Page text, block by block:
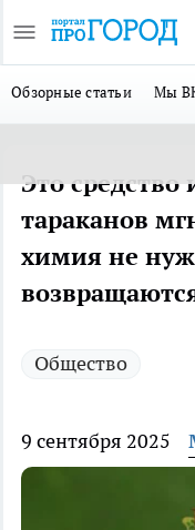
Обзорные статьи Мы
Это средство
тараканов
химия не
Общество
9 сентября 2025